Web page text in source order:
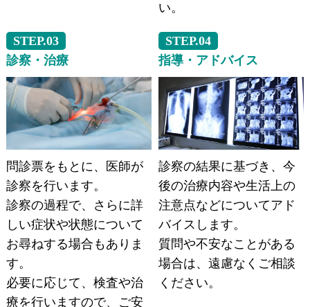
い。
STEP.03
診察・治療
問診票をもとに、医師が
診察を行います。
診察の過程で、さらに詳
しい症状や状態について
お尋ねする場合もありま
す。
必要に応じて、検査や治
療を行いますので、ご安
STEP.04
指導・アドバイス
診察の結果に基づき、今
後の治療内容や生活上の
注意点などについてアド
バイスします。
質問や不安なことがある
場合は、遠慮なくご相談
ください。